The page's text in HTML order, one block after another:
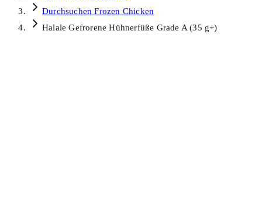
Durchsuchen Frozen Chicken
Halale Gefrorene Hühnerfüße Grade A (35 g+)